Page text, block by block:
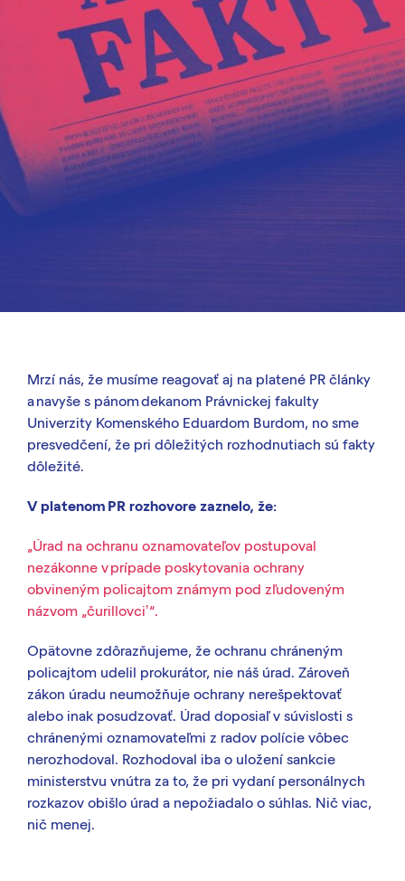
Mrzí nás, že musíme reagovať aj na platené PR články
a navyše s pánom dekanom Právnickej fakulty
Univerzity Komenského Eduardom Burdom, no sme
presvedčení, že pri dôležitých rozhodnutiach sú fakty
dôležité.
V platenom PR rozhovore zaznelo, že:
„Úrad na ochranu oznamovateľov postupoval
nezákonne v prípade poskytovania ochrany
obvineným policajtom známym pod zľudoveným
názvom „čurillovciʼ“.
Opätovne zdôrazňujeme, že ochranu chráneným
policajtom udelil prokurátor, nie náš úrad. Zároveň
zákon úradu neumožňuje ochrany nerešpektovať
alebo inak posudzovať. Úrad doposiaľ v súvislosti s
chránenými oznamovateľmi z radov polície vôbec
nerozhodoval. Rozhodoval iba o uložení sankcie
ministerstvu vnútra za to, že pri vydaní personálnych
rozkazov obišlo úrad a nepožiadalo o súhlas. Nič viac,
nič menej.